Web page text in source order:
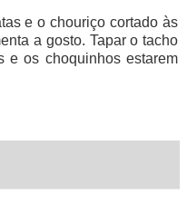
e o chouriço cortado às
a gosto. Tapar o tacho
e os choquinhos estarem